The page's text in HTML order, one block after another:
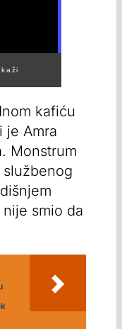
kafiću
je Amra
Monstrum
službenog
smio da